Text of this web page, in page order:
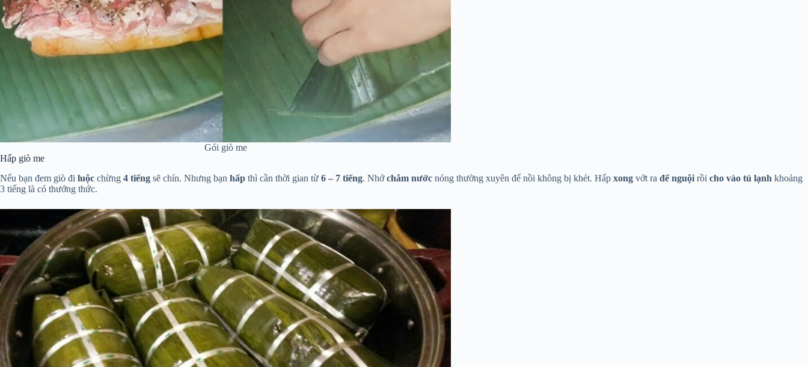
Gói giò me
Hấp giò me
Nếu bạn đem giò đi luộc chừng 4 tiếng sẽ chín. Nhưng bạn hấp thì cần thời gian từ 6 – 7 tiếng. Nhớchâm nước nóng thường xuyên để nồi không bị khét. Hấp xong vớt ra để nguội rồi cho vào tủ lạnh khoảng
3 tiếng là có thưởng thức.